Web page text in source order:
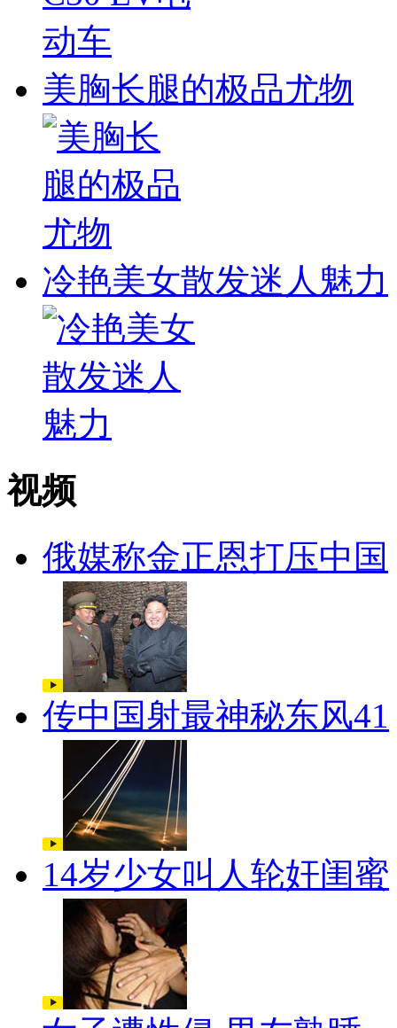
美胸长腿的极品尤物
冷艳美女散发迷人魅力
视频
俄媒称金正恩打压中国
传中国射最神秘东风41
14岁少女叫人轮奸闺蜜